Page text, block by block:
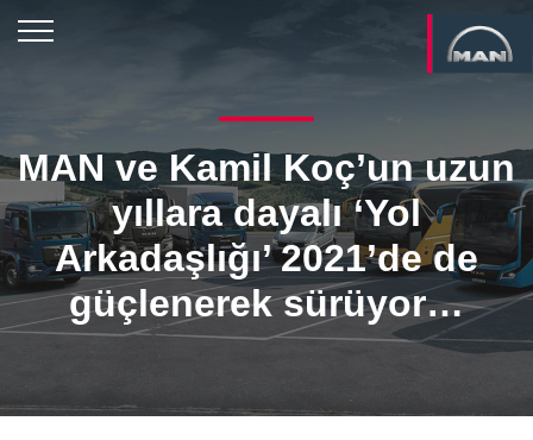
MAN ve Kamil Koç’un uzun
yıllara dayalı ‘Yol
Arkadaşlığı’ 2021’de de
güçlenerek sürüyor…